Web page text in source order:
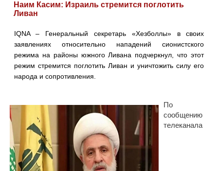
Наим Касим: Израиль стремится поглотить
Ливан
IQNA – Генеральный секретарь «Хезболлы» в своих
заявлениях относительно нападений сионистского
режима на районы южного Ливана подчеркнул, что этот
режим стремится поглотить Ливан и уничтожить силу его
народа и сопротивления.
По
сообщению
телеканала